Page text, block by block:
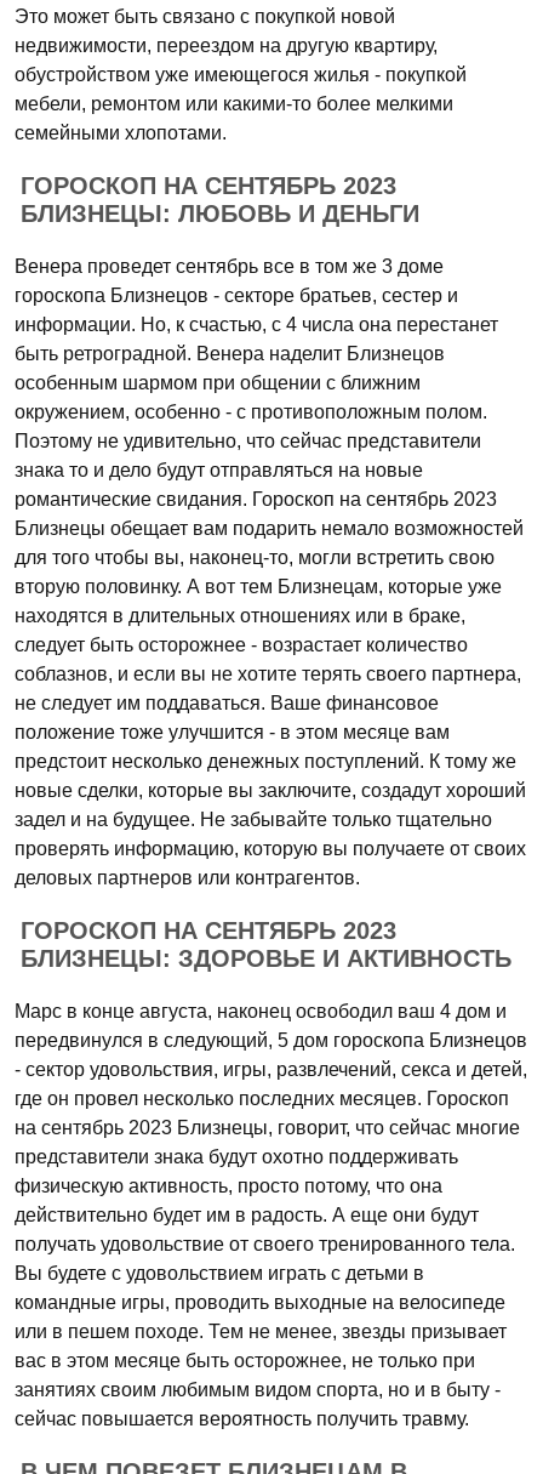
Это может быть связано с покупкой новой
недвижимости, переездом на другую квартиру,
обустройством уже имеющегося жилья - покупкой
мебели, ремонтом или какими-то более мелкими
семейными хлопотами.
ГОРОСКОП НА СЕНТЯБРЬ 2023
БЛИЗНЕЦЫ: ЛЮБОВЬ И ДЕНЬГИ
Венера проведет сентябрь все в том же 3 доме
гороскопа Близнецов - секторе братьев, сестер и
информации. Но, к счастью, с 4 числа она перестанет
быть ретроградной. Венера наделит Близнецов
особенным шармом при общении с ближним
окружением, особенно - с противоположным полом.
Поэтому не удивительно, что сейчас представители
знака то и дело будут отправляться на новые
романтические свидания. Гороскоп на сентябрь 2023
Близнецы обещает вам подарить немало возможностей
для того чтобы вы, наконец-то, могли встретить свою
вторую половинку. А вот тем Близнецам, которые уже
находятся в длительных отношениях или в браке,
следует быть осторожнее - возрастает количество
соблазнов, и если вы не хотите терять своего партнера,
не следует им поддаваться. Ваше финансовое
положение тоже улучшится - в этом месяце вам
предстоит несколько денежных поступлений. К тому же
новые сделки, которые вы заключите, создадут хороший
задел и на будущее. Не забывайте только тщательно
проверять информацию, которую вы получаете от своих
деловых партнеров или контрагентов.
ГОРОСКОП НА СЕНТЯБРЬ 2023
БЛИЗНЕЦЫ: ЗДОРОВЬЕ И АКТИВНОСТЬ
Марс в конце августа, наконец освободил ваш 4 дом и
передвинулся в следующий, 5 дом гороскопа Близнецов
- сектор удовольствия, игры, развлечений, секса и детей,
где он провел несколько последних месяцев. Гороскоп
на сентябрь 2023 Близнецы, говорит, что сейчас многие
представители знака будут охотно поддерживать
физическую активность, просто потому, что она
действительно будет им в радость. А еще они будут
получать удовольствие от своего тренированного тела.
Вы будете с удовольствием играть с детьми в
командные игры, проводить выходные на велосипеде
или в пешем походе. Тем не менее, звезды призывает
вас в этом месяце быть осторожнее, не только при
занятиях своим любимым видом спорта, но и в быту -
сейчас повышается вероятность получить травму.